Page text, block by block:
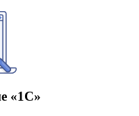
«1С»